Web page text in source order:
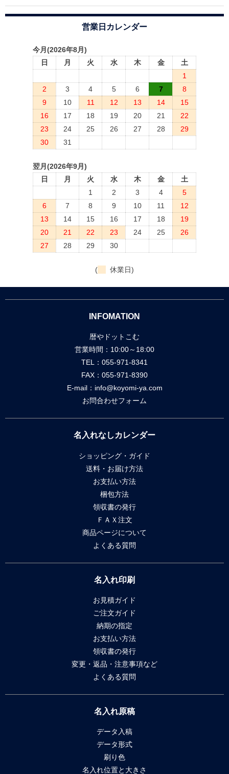
営業日カレンダー
今月(2026年8月)
日
月 火 水 木 金
土
1
2
3 4 5 6 7
8
9
10 11 12 13 14
15
16
17 18 19 20 21
22
23
24 25 26 27 28
29
30
31
翌月(2026年9月)
日
月 火 水 木 金
土
1
2 3 4
5
6
7 8 9 10 11
12
13
14 15 16 17 18
19
20
21 22 23 24 25
26
27
28 29 30
( 休業日)
INFOMATION
暦やドットこむ
営業時間：10:00～18:00
TEL：055-971-8341
FAX：055-971-8390
E-mail： info@koyomi-ya.com
お問合わせフォーム
名入れなしカレンダー
ショッピング・ガイド
送料・お届け方法
お支払い方法
梱包方法
領収書の発行
ＦＡＸ注文
商品ページについて
よくある質問
名入れ印刷
お見積ガイド
ご注文ガイド
納期の指定
お支払い方法
領収書の発行
変更・返品・注意事項など
よくある質問
名入れ原稿
データ入稿
データ形式
刷り色
名入れ位置と大きさ